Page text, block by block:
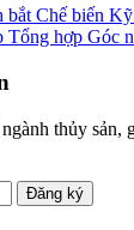
bắt Chế biến Kỹ
Tổng hợp Góc
thủy sản,
Đăng ký